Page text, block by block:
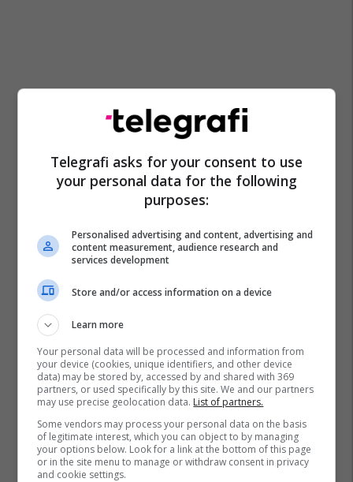
Telegrafi asks for your consent to use
your personal data for the following
purposes:
Personalised advertising and content, advertising and
content measurement, audience research and
services development
Store and/or access information on a device
Learn more
Your personal data will be processed and information from
your device (cookies, unique identifiers, and other device
data) may be stored by, accessed by and shared with 369
partners, or used specifically by this site. We and our partners
may use precise geolocation data. List of partners.
Some vendors may process your personal data on the basis
of legitimate interest, which you can object to by managing
your options below. Look for a link at the bottom of this page
or in the site menu to manage or withdraw consent in privacy
and cookie settings.